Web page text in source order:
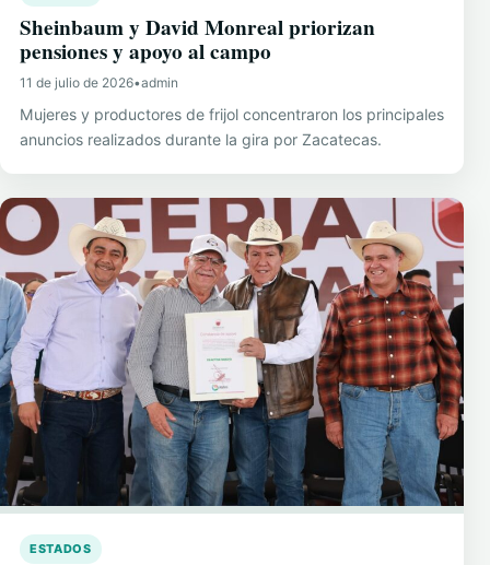
Sheinbaum y David Monreal priorizan
pensiones y apoyo al campo
11 de julio de 2026•admin
Mujeres y productores de frijol concentraron los principales
anuncios realizados durante la gira por Zacatecas.
ESTADOS